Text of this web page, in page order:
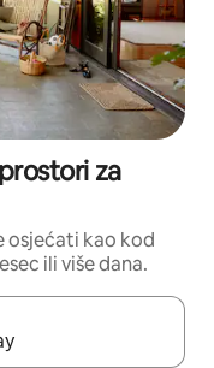
za
osjećati kao kod
ili više dana.
ih pregledati